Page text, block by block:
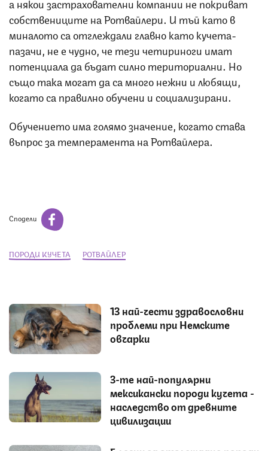
а някои застрахователни компании не покриват
собствениците на Ротвайлери. И тъй като в
миналото са отглеждали главно като кучета-
пазачи, не е чудно, че тези четириноги имат
потенциала да бъдат силно териториални. Но
също така могат да са много нежни и любящи,
когато са правилно обучени и социализирани.
Обучението има голямо значение, когато става
въпрос за темперамента на Ротвайлера.
Сподели
ПОРОДИ КУЧЕТА РОТВАЙЛЕР
13 най-чести здравословни
проблеми при Немските
овчарки
3-те най-популярни
мексикански породи кучета -
наследство от древните
цивилизации